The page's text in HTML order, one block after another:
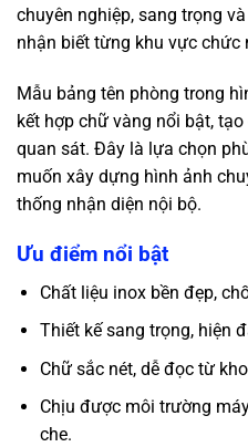
chuyên nghiệp, sang trọng
nhận biết từng khu vực chức
Mẫu bảng tên phòng trong
kết hợp chữ vàng nổi bật,
quan sát. Đây là lựa chọn
muốn xây dựng hình ảnh
thống nhận diện nội bộ.
Ưu điểm nổi bật
Chất liệu inox bền đẹp,
Thiết kế sang trọng, hiện
Chữ sắc nét, dễ đọc từ
Chịu được môi trường
che.